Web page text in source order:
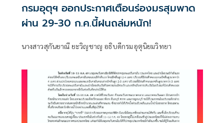
กรมอุตุฯ ออกประกาศเตือนร่องมรสุมพาด
ผ่าน 29-30 ก.ค.นี้ฝนถล่มหนัก!
นางสาวสุกันยาณี ยะวิญชาญ อธิบดีกรมอุตุนิยมวิทยา